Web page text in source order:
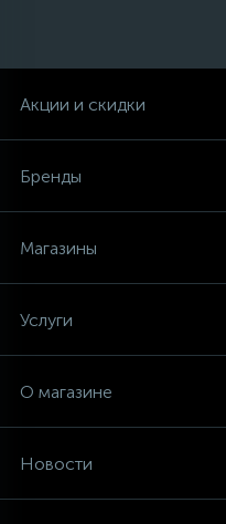
Акции и скидки
Бренды
Магазины
Услуги
О магазине
Новости